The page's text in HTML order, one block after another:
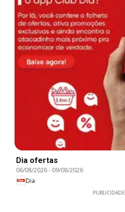
Dia ofertas
06/08/2026- 09/08/2026
Dia
PUBLICIDADE